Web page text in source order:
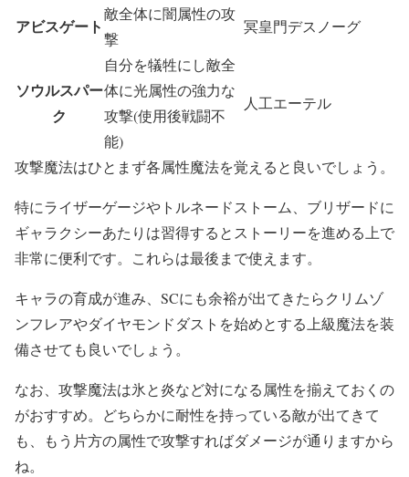
アビスゲート
敵全体に闇属性の攻
撃
冥皇門デスノーグ
ソウルスパー
ク
自分を犠牲にし敵全
体に光属性の強力な
攻撃(使用後戦闘不
能)
人工エーテル
攻撃魔法はひとまず各属性魔法を覚えると良いでしょう。
特にライザーゲージやトルネードストーム、ブリザードに
ギャラクシーあたりは習得するとストーリーを進める上で
非常に便利です。これらは最後まで使えます。
キャラの育成が進み、SCにも余裕が出てきたらクリムゾ
ンフレアやダイヤモンドダストを始めとする上級魔法を装
備させても良いでしょう。
なお、攻撃魔法は氷と炎など対になる属性を揃えておくの
がおすすめ。どちらかに耐性を持っている敵が出てきて
も、もう片方の属性で攻撃すればダメージが通りますから
ね。